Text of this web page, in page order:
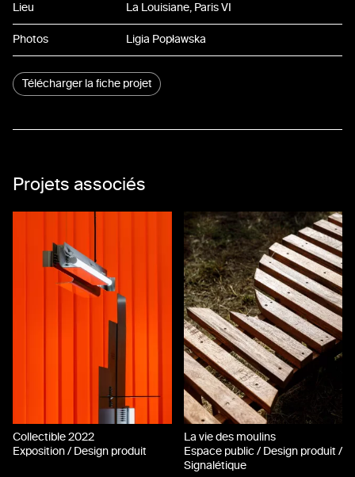
Lieu La Louisiane, Paris VI
Photos Ligia Popławska
Télécharger la fiche projet
Projets associés
Collectible 2022
Exposition / Design produit
La vie des moulins
Espace public / Design produit /
Signalétique